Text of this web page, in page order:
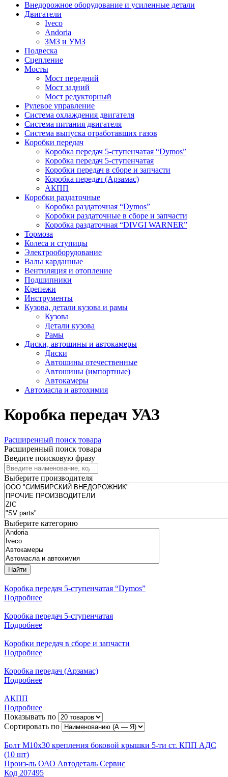
Внедорожное оборудование и усиленные детали
Двигатели
Iveco
Andoria
ЗМЗ и УМЗ
Подвеска
Сцепление
Мосты
Мост передний
Мост задний
Мост редукторный
Рулевое управление
Система охлаждения двигателя
Система питания двигателя
Система выпуска отработавших газов
Коробки передач
Коробка передач 5-ступенчатая “Dymos”
Коробка передач 5-ступенчатая
Коробки передач в сборе и запчасти
Коробка передач (Арзамас)
АКПП
Коробки раздаточные
Коробка раздаточная “Dymos”
Коробки раздаточные в сборе и запчасти
Коробка раздаточная “DIVGI WARNER”
Тормоза
Колеса и ступицы
Электрооборудование
Валы карданные
Вентиляция и отопление
Подшипники
Крепежи
Инструменты
Кузова, детали кузова и рамы
Кузова
Детали кузова
Рамы
Диски, автошины и автокамеры
Диски
Автошины отечественные
Автошины (импортные)
Автокамеры
Автомасла и автохимия
Коробка передач УАЗ
Расширенный поиск товара
Расширенный поиск товара
Введите поисковую фразу
Выберите производителя
Выберите категорию
Найти
Коробка передач 5-ступенчатая “Dymos”
Подробнее
Коробка передач 5-ступенчатая
Подробнее
Коробки передач в сборе и запчасти
Подробнее
Коробка передач (Арзамас)
Подробнее
АКПП
Подробнее
Показывать по
Сортировать по
Болт М10х30 крепления боковой крышки 5-ти ст. КПП АДС
(10 шт)
Произ-ль ОАО Автодеталь Сервис
Код 207495